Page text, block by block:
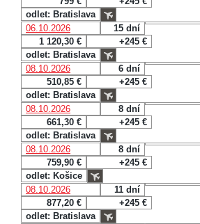
odlet: Bratislava
06.10.2026
15 dní
1 120,30 €
+245 €
odlet: Bratislava
08.10.2026
6 dní
510,85 €
+245 €
odlet: Bratislava
08.10.2026
8 dní
661,30 €
+245 €
odlet: Bratislava
08.10.2026
8 dní
759,90 €
+245 €
odlet: Košice
08.10.2026
11 dní
877,20 €
+245 €
odlet: Bratislava